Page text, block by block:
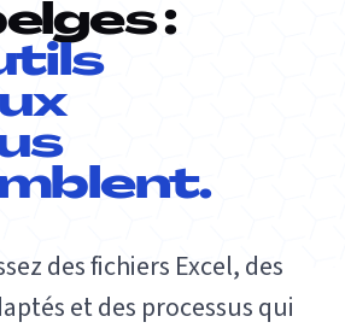
:
des fichiers Excel, des
et des processus qui